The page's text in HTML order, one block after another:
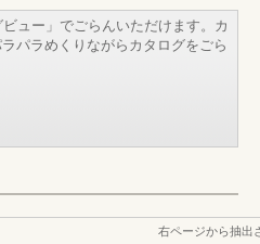
ュー」でごらんいただけます。カ
パラめくりながらカタログをごら
右ページから抽出